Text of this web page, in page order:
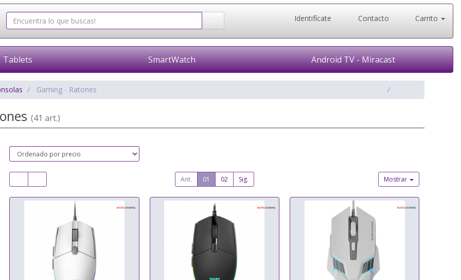
Identifícate Contacto Carrito
Tablets SmartWatch Android TV - Miracast
Gaming - Ratones
(41 art.)
Ant. 01 02 Sig. Mostrar